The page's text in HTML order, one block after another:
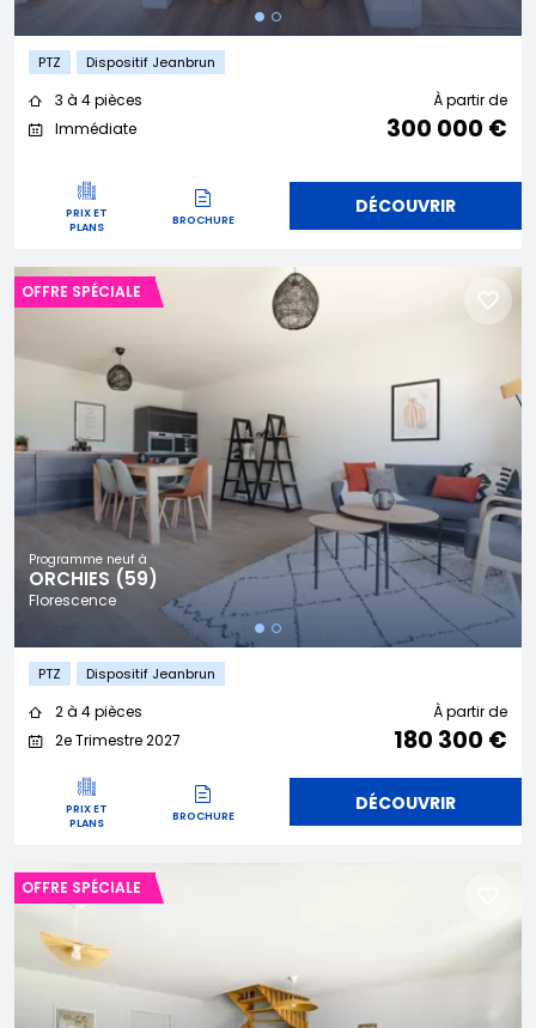
PTZ Dispositif Jeanbrun
3 à 4 pièces
Immédiate
À partir de
300 000 €
PRIX ET
PLANS
BROCHURE
DÉCOUVRIR
Programme neuf à
ORCHIES (59)
Florescence
OFFRE SPÉCIALE
PTZ Dispositif Jeanbrun
2 à 4 pièces
2e Trimestre 2027
À partir de
180 300 €
PRIX ET
PLANS
BROCHURE
DÉCOUVRIR
OFFRE SPÉCIALE